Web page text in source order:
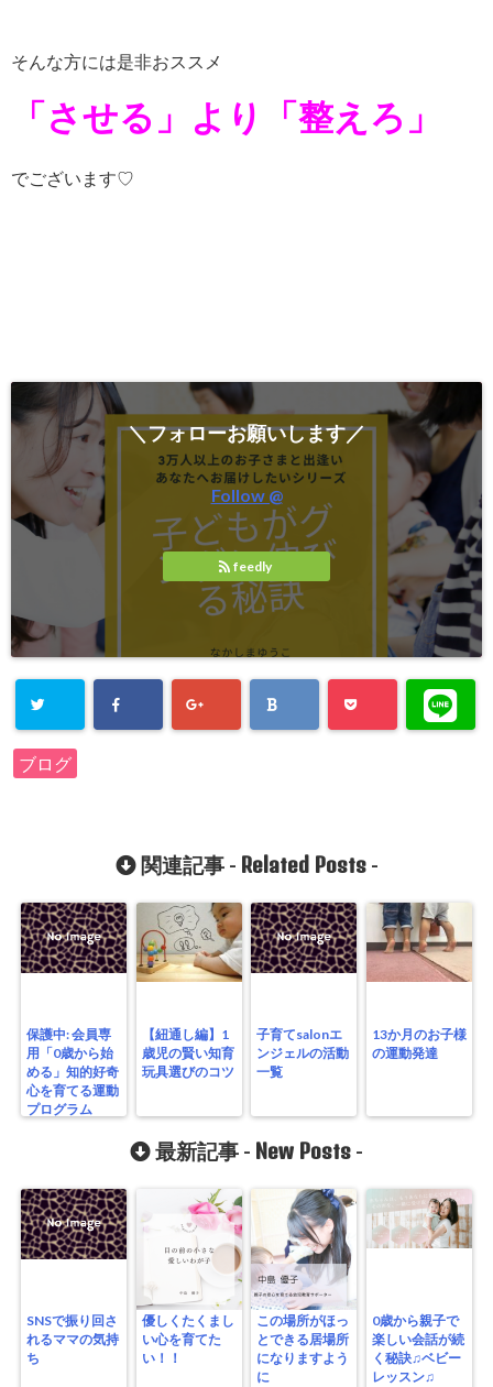
そんな方には是非おススメ
「させる」より「整えろ」
でございます♡
＼フォローお願いします／
Follow @
feedly
ブログ
関連記事 - Related Posts-
保護中: 会員専
用「0歳から始
める」知的好奇
心を育てる運動
プログラム
【紐通し編】1
歳児の賢い知育
玩具選びのコツ
子育てsalonエ
ンジェルの活動
一覧
13か月のお子様
の運動発達
最新記事 - New Posts -
SNSで振り回さ
れるママの気持
ち
優しくたくまし
い心を育てた
い！！
この場所がほっ
とできる居場所
になりますよう
に
0歳から親子で
楽しい会話が続
く秘訣♫ベビー
レッスン♫